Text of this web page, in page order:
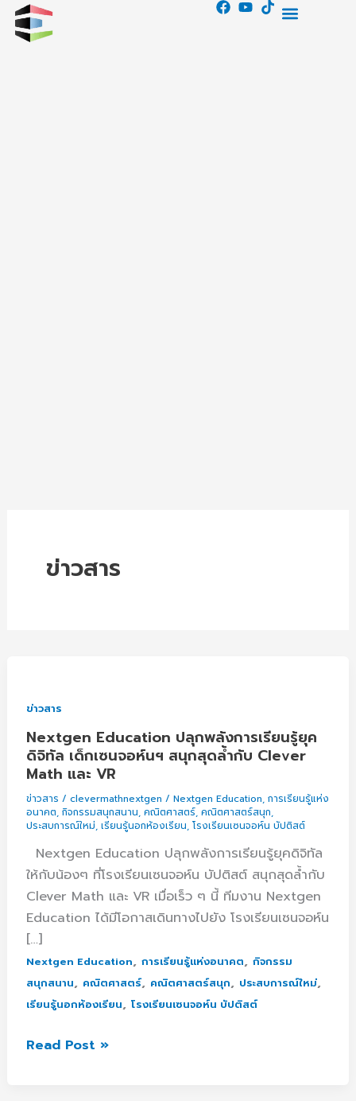
Skip
F
a
Y T
i Menu
ข่าวสาร
ข่าวสาร
Nextgen Education ปลุกพลังการเรียนรู้ยุค
ดิจิทัล เด็กเซนจอห์นฯ สนุกสุดล้ำกับ Clever
Math และ VR
ข่าวสาร /clevermathnextgen/Nextgen Education,การเรียนรู้แห่ง
อนาคต,กิจกรรมสนุกสนาน,คณิตศาสตร์,คณิตศาสตร์สนุก,
ประสบการณ์ใหม่,เรียนรู้นอกห้องเรียน,โรงเรียนเซนจอห์น บัปติสต์
Nextgen Education ปลุกพลังการเรียนรู้ยุคดิจิทัล
ให้กับน้องๆ ที่โรงเรียนเซนจอห์น บัปติสต์ สนุกสุดล้ำกับ
Clever Math และ VR เมื่อเร็ว ๆ นี้ ทีมงาน Nextgen
Education ได้มีโอกาสเดินทางไปยัง โรงเรียนเซนจอห์น
[…]
Nextgen Education,การเรียนรู้แห่งอนาคต,กิจกรรม
สนุกสนาน, คณิตศาสตร์, คณิตศาสตร์สนุก, ประสบการณ์ใหม่,
เรียนรู้นอกห้องเรียน,โรงเรียนเซนจอห์น บัปติสต์
ปลุก
พลัง
การ
เรียน
รู้
ยุค
เด็ก
เซน
จอห์นฯ
สนุก
สุด
ล้ำ
กับ
Clever
และ
Read Post »